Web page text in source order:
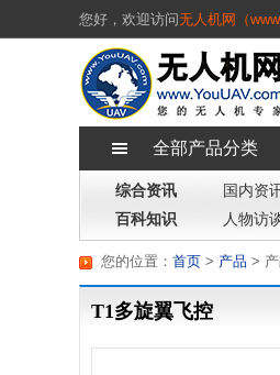
您好， 欢迎访问无人机网（
全部产品分类
综合资讯 国内资
百科知识
人物访
您的位置： 首页 > 产品 >
T1多旋翼飞控